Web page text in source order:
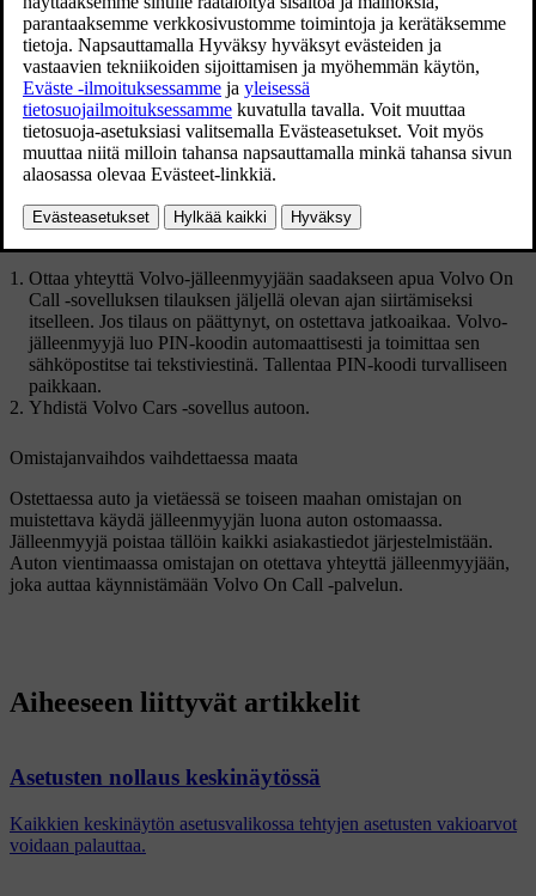
Volvo On Call -sovelluksella varustetun auton myynti
Aikaisemman omistajan tulee tehdä seuraavat toimenpiteet:
Poistaa auton ja Volvo Cars -sovelluksen välinen yhteys.
Nollata asetukset keskinäytössä - valita tehdasasetusten palautus.
Ottaa yhteyttä Volvo-jälleenmyyjään saadakseen apua Volvo On
Call -sovelluksen tilauksen jäljellä olevan ajan siirtämiseksi
itselleen. Jos tilaus on päättynyt, on ostettava jatkoaikaa. Volvo-
jälleenmyyjä luo PIN-koodin automaattisesti ja toimittaa sen
sähköpostitse tai tekstiviestinä. Tallentaa PIN-koodi turvalliseen
paikkaan.
Yhdistä Volvo Cars -sovellus autoon.
Omistajanvaihdos vaihdettaessa maata
Ostettaessa auto ja vietäessä se toiseen maahan omistajan on
muistettava käydä jälleenmyyjän luona auton ostomaassa.
Jälleenmyyjä poistaa tällöin kaikki asiakastiedot järjestelmistään.
Auton vientimaassa omistajan on otettava yhteyttä jälleenmyyjään,
joka auttaa käynnistämään Volvo On Call -palvelun.
Aiheeseen liittyvät artikkelit
Asetusten nollaus keskinäytössä
Kaikkien keskinäytön asetusvalikossa tehtyjen asetusten vakioarvot
voidaan palauttaa.